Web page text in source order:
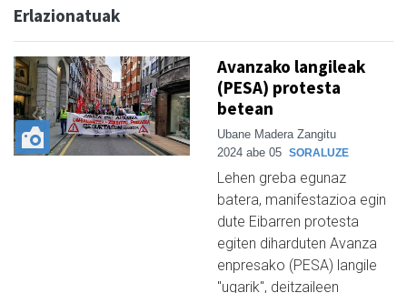
Erlazionatuak
Avanzako langileak
(PESA) protesta
betean
Ubane Madera Zangitu
2024 abe 05 SORALUZE
Lehen greba egunaz
batera, manifestazioa egin
dute Eibarren protesta
egiten diharduten Avanza
enpresako (PESA) langile
"ugarik", deitzaileen